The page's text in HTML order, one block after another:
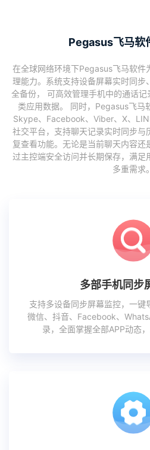
Pegasus飞马软
在全球网络环境下Pegasus飞马软件
理能力。系统支持设备屏幕实时同步
全备份， 可高效管理手机中的通话
类应用数据。 同时，Pegasus飞马
Skype、Facebook、Viber、X、
社交平台，支持聊天记录实时同步与
复查看功能。无论是当前聊天内容还
过主控端安全访问并长期保存，满足
多重需求。
多部手机同步
支持多设备同步屏幕监控，一键
微信、抖音、Facebook、
录，全面掌握全部APP动态